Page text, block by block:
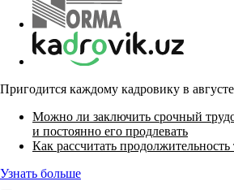
Пригодится каждому кадровику в
Можно ли заключить срочный
и постоянно его продлевать
Как рассчитать продолжительность
Узнать больше